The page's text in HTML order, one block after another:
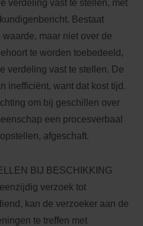
verdeling vast te stellen, met
Bestaat
maar niet over de
te worden toebedeeld,
verdeling vast te stellen. De
inefficiënt, want dat kost tijd.
om bij geschillen over
een procesverbaal
afgeschaft.
BIJ BESCHIKKING
verzoek tot
kan de verzoeker aan de
te treffen met